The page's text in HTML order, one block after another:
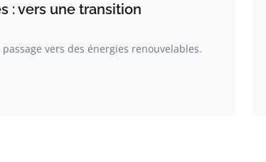
: vers une transition
vers des énergies renouvelables.